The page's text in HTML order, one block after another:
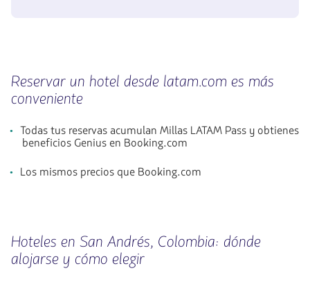
Reservar un hotel desde latam.com es más
conveniente
Todas tus reservas acumulan Millas LATAM Pass y obtienes
beneficios Genius en Booking.com
Los mismos precios que Booking.com
Hoteles en San Andrés, Colombia: dónde
alojarse y cómo elegir